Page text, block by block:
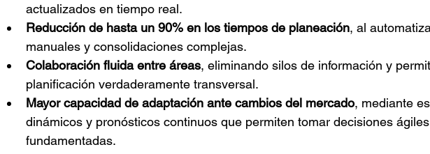
actualizados en tiempo real.
Reducción de hasta un 90% en los tiempos de planeación, al
manuales y consolidaciones complejas.
Colaboración fluida entre áreas, eliminando silos de información y
planificación verdaderamente transversal.
Mayor capacidad de adaptación ante cambios del mercado, mediante
dinámicos y pronósticos continuos que permiten tomar decisiones
fundamentadas.